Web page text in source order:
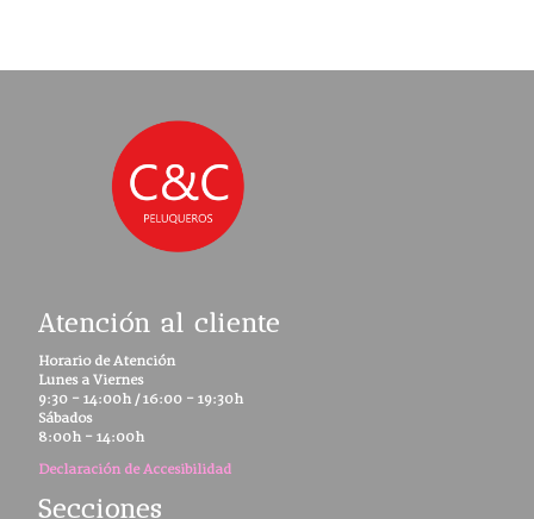
Atención al cliente
Horario de Atención
Lunes a Viernes
9:30 - 14:00h / 16:00 - 19:30h
Sábados
8:00h - 14:00h
Declaración de Accesibilidad
Secciones